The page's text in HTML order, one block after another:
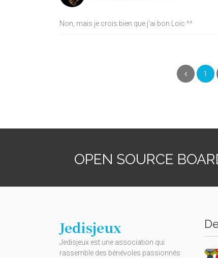
Non, mais je crois bien que j'ai bon Loïc ^^
Précédent
1
OPEN SOURCE
Jedisjeux
Jedisjeux est une association qui
rassemble des bénévoles passionnés